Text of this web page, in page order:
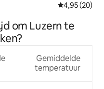
Gemiddelde
4,95 (20)
om Luzern te
Gemiddelde
temperatuur